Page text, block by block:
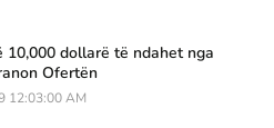
10,000 dollarë të ndahet nga
Ofertën
12:03:00 AM